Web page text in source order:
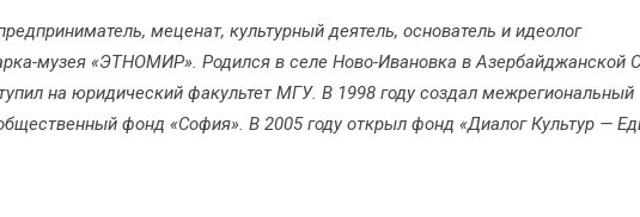
меценат, культурный деятель, основатель и идеолог
музея «ЭТНОМИР». Родился в селе Ново-Ивановка в Азербайджанской
на юридический факультет МГУ. В 1998 году создал межрегиональный
фонд «София». В 2005 году открыл фонд «Диалог Культур —